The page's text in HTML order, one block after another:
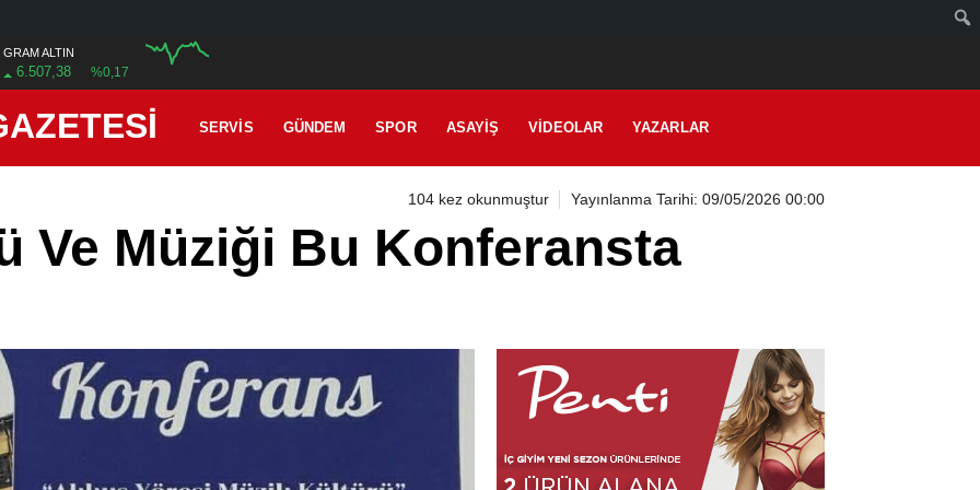
GRAM ALTIN
6.507,38 %0,17
12:00
SERVIS GÜNDEM SPOR ASAYIŞ VIDEOLAR YAZARLAR
104 kez okunmuştur Yayınlanma Tarihi: 09/05/2026 00:00
Ve Müziği Bu Konferansta